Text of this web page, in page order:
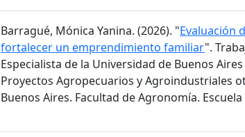
Barragué, Mónica Yanina. (2026). "Evaluación
fortalecer un emprendimiento familiar".
Especialista de la Universidad de Buenos
Proyectos Agropecuarios y Agroindustriales
Buenos Aires. Facultad de Agronomía.